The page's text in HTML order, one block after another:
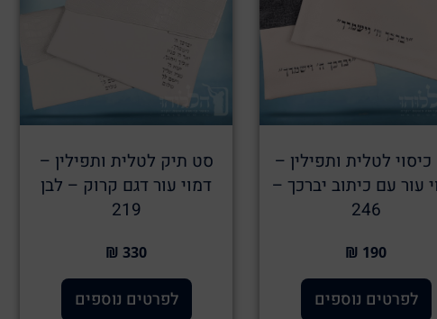
לטלית ותפילין –
עור עם כיתוב יברכך –
246
190 ₪
לפרטים נוספים
סט תיק לטלית ותפילין –
דמוי עור דגם קרוק – לבן
219
330 ₪
לפרטים נוספים